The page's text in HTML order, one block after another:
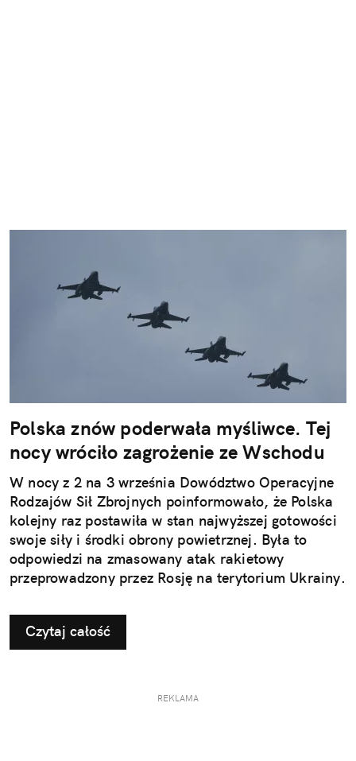
Polska znów poderwała myśliwce. Tej
nocy wróciło zagrożenie ze Wschodu
W nocy z 2 na 3 września Dowództwo Operacyjne
Rodzajów Sił Zbrojnych poinformowało, że Polska
kolejny raz postawiła w stan najwyższej gotowości
swoje siły i środki obrony powietrznej. Była to
odpowiedzi na zmasowany atak rakietowy
przeprowadzony przez Rosję na terytorium Ukrainy.
Czytaj całość
REKLAMA